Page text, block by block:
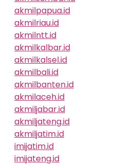
akmilpapua.id
akmilriau.id
akmilntt.id
akmilkalbar.id
akmilkalsel.id
akmilbali.id
akmilbanten.id
akmilaceh.id
akmiljabar.id
akmiljateng.id
akmiljatim.id
imijatim.id
imijateng.id